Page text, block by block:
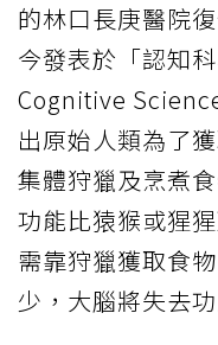
的林口長庚醫院
今發表於「認知
Cognitive
出原始人類為了
集體狩獵及烹煮
功能比猿猴或猩
需靠狩獵獲取食
少，大腦將失去